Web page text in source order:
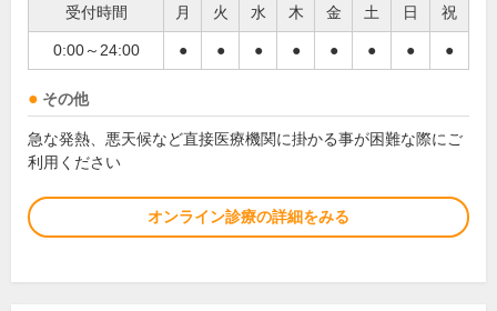
受付時間 月 火 水 木 金 土 日 祝
0:00～24:00 ● ● ● ● ● ● ● ●
その他
急な発熱、悪天候など直接医療機関に掛かる事が困難な際にご
利用ください
オンライン診療の詳細をみる